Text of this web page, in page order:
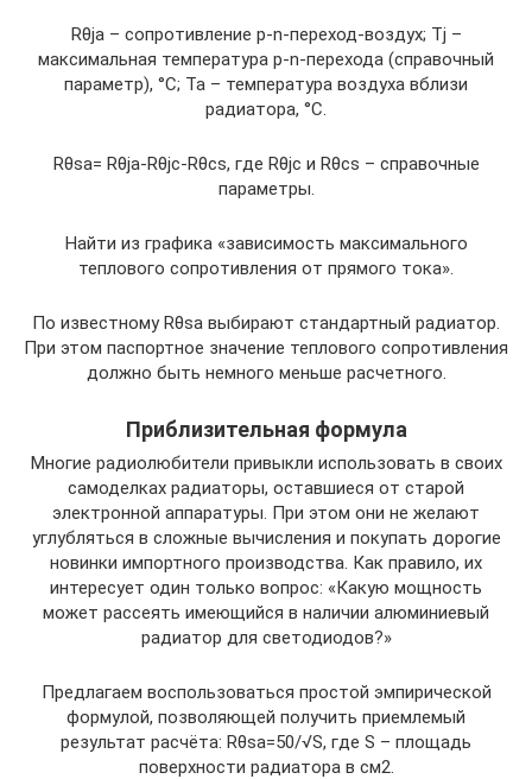
Rθja – сопротивление p-n-переход-воздух; Tj –
максимальная температура p-n-перехода (справочный
параметр), °C; Ta – температура воздуха вблизи
радиатора, °C.
Rθsa= Rθja-Rθjc-Rθcs, где Rθjc и Rθcs – справочные
параметры.
Найти из графика «зависимость максимального
теплового сопротивления от прямого тока».
По известному Rθsa выбирают стандартный радиатор.
При этом паспортное значение теплового сопротивления
должно быть немного меньше расчетного.
Приблизительная формула
Многие радиолюбители привыкли использовать в своих
самоделках радиаторы, оставшиеся от старой
электронной аппаратуры. При этом они не желают
углубляться в сложные вычисления и покупать дорогие
новинки импортного производства. Как правило, их
интересует один только вопрос: «Какую мощность
может рассеять имеющийся в наличии алюминиевый
радиатор для светодиодов?»
Предлагаем воспользоваться простой эмпирической
формулой, позволяющей получить приемлемый
результат расчёта: Rθsa=50/√S, где S – площадь
поверхности радиатора в см2.